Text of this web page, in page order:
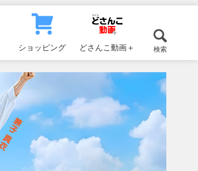
ショッピング どさんこ動画＋ 検索